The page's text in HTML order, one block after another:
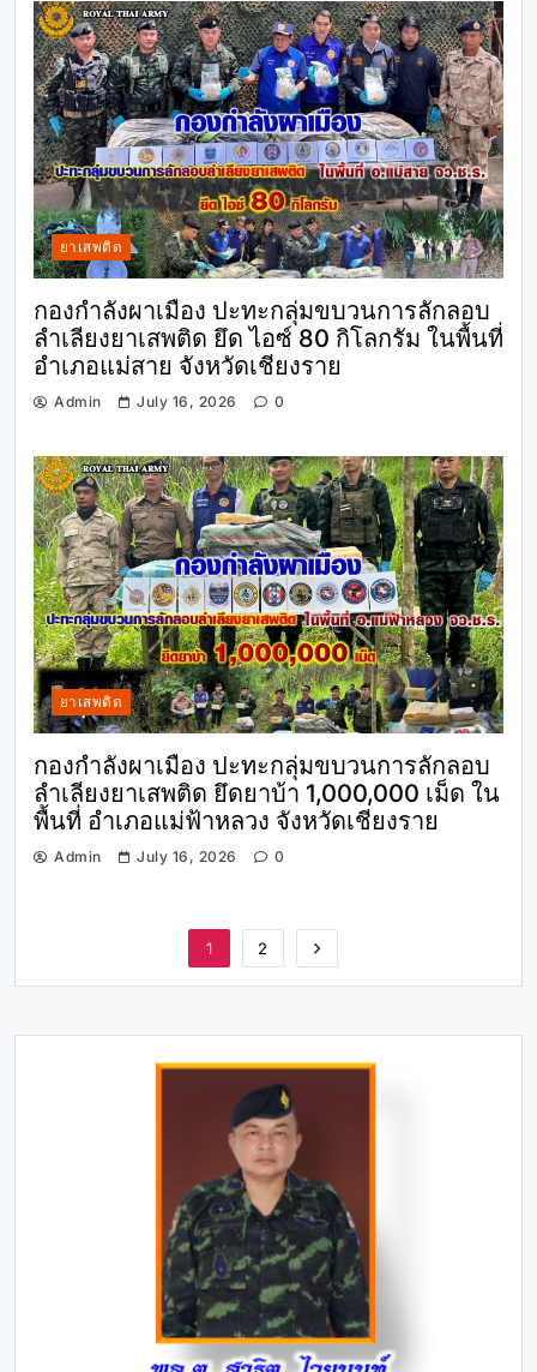
ยาเสพติด
กองกำลังผาเมือง ปะทะกลุ่มขบวนการลักลอบ
ลำเลียงยาเสพติด ยึด ไอซ์ 80 กิโลกรัม ในพื้นที่
อำเภอแม่สาย จังหวัดเชียงราย
Admin July 16, 2026 0
ยาเสพติด
กองกำลังผาเมือง ปะทะกลุ่มขบวนการลักลอบ
ลำเลียงยาเสพติด ยึดยาบ้า 1,000,000 เม็ด ใน
พื้นที่ อำเภอแม่ฟ้าหลวง จังหวัดเชียงราย
Admin July 16, 2026 0
1 2